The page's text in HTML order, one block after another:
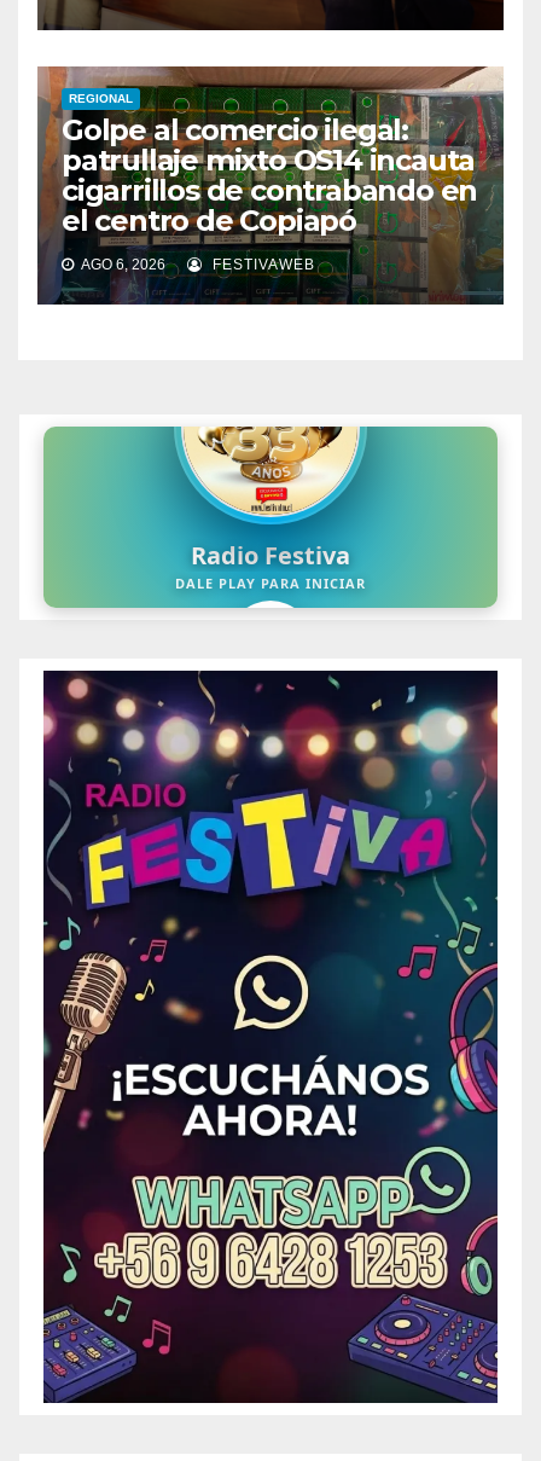
REGIONAL
Golpe al comercio ilegal:
patrullaje mixto OS14 incauta
cigarrillos de contrabando en
el centro de Copiapó
AGO 6, 2026 FESTIVAWEB